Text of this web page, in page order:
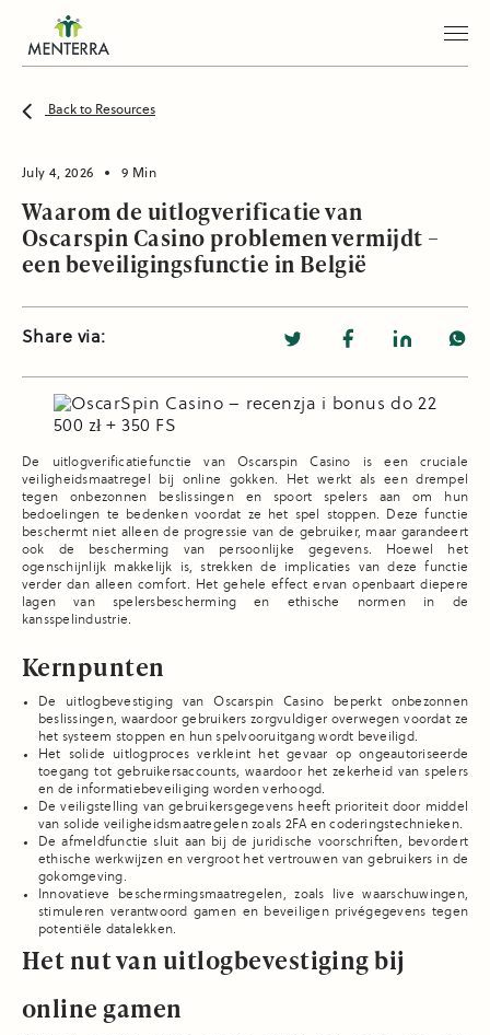
Back to Resources
July 4, 2026 9 Min
Waarom de uitlogverificatie van
Oscarspin Casino problemen vermijdt –
een beveiligingsfunctie in België
Share via:
De uitlogverificatiefunctie van Oscarspin Casino is een cruciale
veiligheidsmaatregel bij online gokken. Het werkt als een drempel
tegen onbezonnen beslissingen en spoort spelers aan om hun
bedoelingen te bedenken voordat ze het spel stoppen. Deze functie
beschermt niet alleen de progressie van de gebruiker, maar garandeert
ook de bescherming van persoonlijke gegevens. Hoewel het
ogenschijnlijk makkelijk is, strekken de implicaties van deze functie
verder dan alleen comfort. Het gehele effect ervan openbaart diepere
lagen van spelersbescherming en ethische normen in de
kansspelindustrie.
Kernpunten
De uitlogbevestiging van Oscarspin Casino beperkt onbezonnen
beslissingen, waardoor gebruikers zorgvuldiger overwegen voordat ze
het systeem stoppen en hun spelvooruitgang wordt beveiligd.
Het solide uitlogproces verkleint het gevaar op ongeautoriseerde
toegang tot gebruikersaccounts, waardoor het zekerheid van spelers
en de informatiebeveiliging worden verhoogd.
De veiligstelling van gebruikersgegevens heeft prioriteit door middel
van solide veiligheidsmaatregelen zoals 2FA en coderingstechnieken.
De afmeldfunctie sluit aan bij de juridische voorschriften, bevordert
ethische werkwijzen en vergroot het vertrouwen van gebruikers in de
gokomgeving.
Innovatieve beschermingsmaatregelen, zoals live waarschuwingen,
stimuleren verantwoord gamen en beveiligen privégegevens tegen
potentiële datalekken.
Het nut van uitlogbevestiging bij
online gamen